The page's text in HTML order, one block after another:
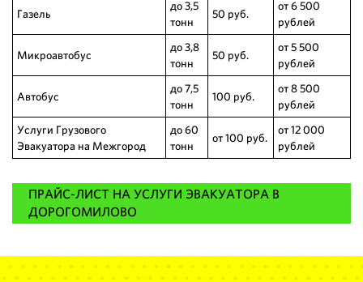
Газель
до 3,5
тонн
50 руб.
от 6 500
рублей
Микроавтобус
до 3,8
тонн
50 руб.
от 5 500
рублей
Автобус
до 7,5
тонн
100 руб.
от 8 500
рублей
Услуги Грузового
Эвакуатора на Межгород
до 60
тонн
от 100 руб.
от 12 000
рублей
ПРАЙС-ЛИСТ НА УСЛУГИ ЭВАКУАТОРА В
ДОРОГОМИЛОВО